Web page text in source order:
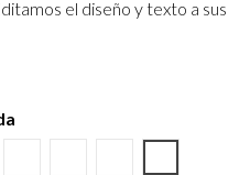
el diseño y texto a sus